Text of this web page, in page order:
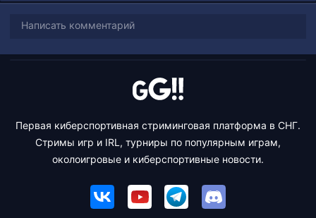
Написать комментарий
Первая киберспортивная стриминговая платформа в СНГ.
Стримы игр и IRL, турниры по популярным играм,
околоигровые и киберспортивные новости.